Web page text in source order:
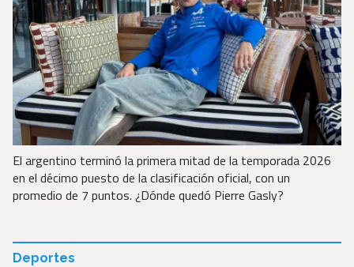
El argentino terminó la primera mitad de la temporada 2026
en el décimo puesto de la clasificación oficial, con un
promedio de 7 puntos. ¿Dónde quedó Pierre Gasly?
Deportes